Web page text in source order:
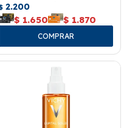
2.200
$ 1.650 $ 1.870